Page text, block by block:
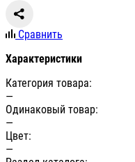
Сравнить
Характеристики
Категория товара:
—
Одинаковый товар:
—
Цвет:
—